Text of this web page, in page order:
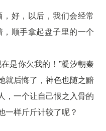
好，以后，我们会经常
，顺手拿起盘子里的一个
是你欠我的！”凝汐朝秦
就后悔了，神色也随之黯
，一个让自己恨之入骨的
一样斤斤计较了呢？